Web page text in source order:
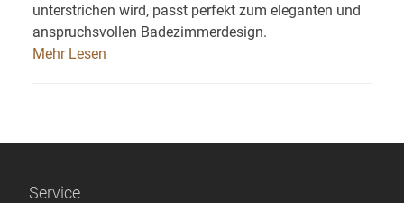
unterstrichen wird, passt perfekt zum eleganten und
anspruchsvollen Badezimmerdesign.‎
Mehr Lesen
Service